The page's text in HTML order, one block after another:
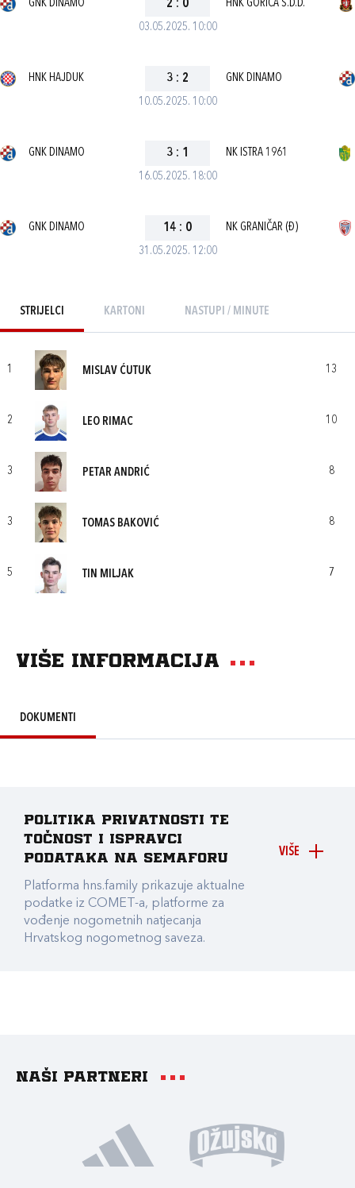
03.05.2025. 10:00
GNK DINAMO 2 : 0 HNK GORICA S.D.D.
10.05.2025. 10:00
HNK HAJDUK 3 : 2 GNK DINAMO
16.05.2025. 18:00
GNK DINAMO 3 : 1 NK ISTRA 1961
31.05.2025. 12:00
GNK DINAMO 14 : 0 NK GRANIČAR (Đ)
STRIJELCI KARTONI NASTUPI / MINUTE
1 MISLAV ĆUTUK 13
2 LEO RIMAC 10
3 PETAR ANDRIĆ 8
3 TOMAS BAKOVIĆ 8
5 TIN MILJAK 7
Više informacija
DOKUMENTI
VIŠE
Politika privatnosti te
točnost i ispravci
podataka na Semaforu
Platforma hns.family prikazuje aktualne
podatke iz COMET-a, platforme za
vođenje nogometnih natjecanja
Hrvatskog nogometnog saveza.
Naši partneri